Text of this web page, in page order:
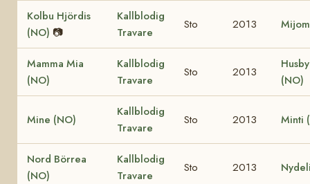
Kolbu Hjördis
(NO) 📷
Kallblodig
Travare
Sto 2013
Mamma Mia
(NO)
Kallblodig
Travare
Sto 2013
(NO)
Mine (NO)
Kallblodig
Travare
Sto 2013 Minti
Nord Börrea
(NO)
Kallblodig
Travare
Sto 2013